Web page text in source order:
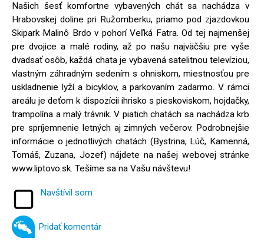
Našich šesť komfortne vybavených chát sa nachádza v
Hrabovskej doline pri Ružomberku, priamo pod zjazdovkou
Skipark Malinô Brdo v pohorí Veľká Fatra. Od tej najmenšej
pre dvojice a malé rodiny, až po našu najväčšiu pre vyše
dvadsať osôb, každá chata je vybavená satelitnou televíziou,
vlastným záhradným sedením s ohniskom, miestnosťou pre
uskladnenie lyží a bicyklov, a parkovaním zadarmo. V rámci
areálu je deťom k dispozícii ihrisko s pieskoviskom, hojdačky,
trampolína a malý trávnik. V piatich chatách sa nachádza krb
pre spríjemnenie letných aj zimných večerov. Podrobnejšie
informácie o jednotlivých chatách (Bystrina, Lúč, Kamenná,
Tomáš, Zuzana, Jozef) nájdete na našej webovej stránke
www.liptovo.sk. Tešíme sa na Vašu návštevu!
Navštívil som
Pridať komentár